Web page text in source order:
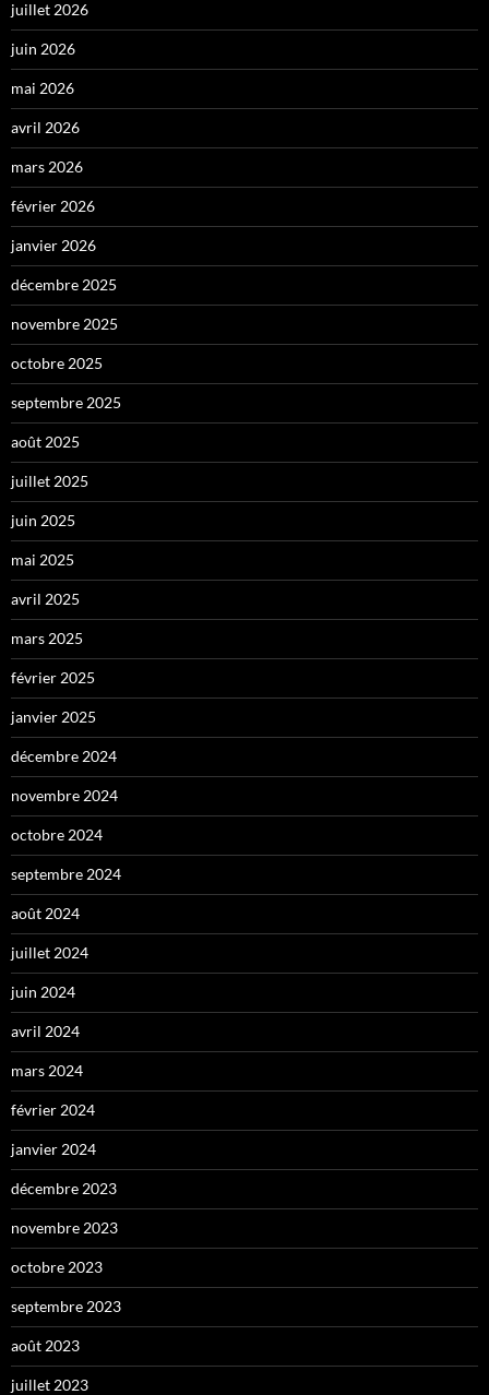
juillet 2026
juin 2026
mai 2026
avril 2026
mars 2026
février 2026
janvier 2026
décembre 2025
novembre 2025
octobre 2025
septembre 2025
août 2025
juillet 2025
juin 2025
mai 2025
avril 2025
mars 2025
février 2025
janvier 2025
décembre 2024
novembre 2024
octobre 2024
septembre 2024
août 2024
juillet 2024
juin 2024
avril 2024
mars 2024
février 2024
janvier 2024
décembre 2023
novembre 2023
octobre 2023
septembre 2023
août 2023
juillet 2023